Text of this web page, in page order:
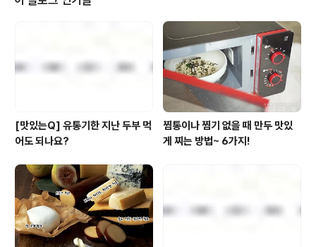
북구유럽에서 가장 신비한 나라, 노르웨이의 재래시장 속
으로 궈궈씽~ ~ ^~^ 풍족함은 바다에서 나온다-노르웨이
바 바이킹을 선조로 둔 나라답게 노르웨이는 바다에서 많
은 것을 얻는다. 심해로부터 무진장한 석유를 길어 올리고,
청정 해역으로부터 갖은 해..
[맛있는Q] 유통기한 지난 두부 먹
어도 되나요?
찜통이나 찜기 없을 때 만두 맛있
게 찌는 방법~ 6가지!